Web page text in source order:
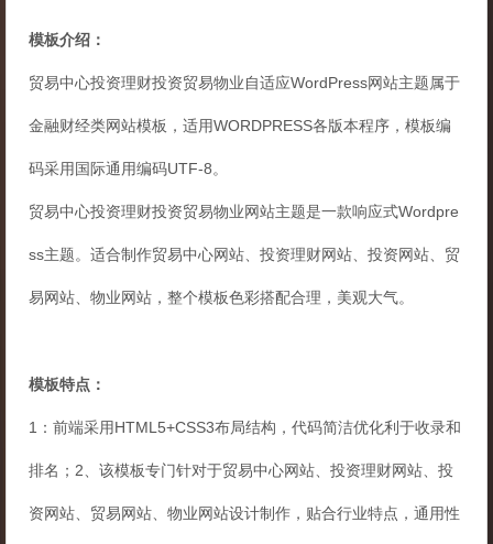
模板介绍：
贸易中心投资理财投资贸易物业自适应WordPress网站主题属于
金融财经类网站模板，适用WORDPRESS各版本程序，模板编
码采用国际通用编码UTF-8。
贸易中心投资理财投资贸易物业网站主题是一款响应式Wordpre
ss主题。适合制作贸易中心网站、投资理财网站、投资网站、贸
易网站、物业网站，整个模板色彩搭配合理，美观大气。
模板特点：
1：前端采用HTML5+CSS3布局结构，代码简洁优化利于收录和
排名；2、该模板专门针对于贸易中心网站、投资理财网站、投
资网站、贸易网站、物业网站设计制作，贴合行业特点，通用性